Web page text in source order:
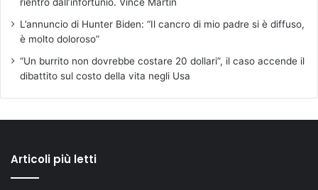
L’annuncio di Hunter Biden: “Il cancro di mio padre si è diffuso,
è molto doloroso”
“Un burrito non dovrebbe costare 20 dollari”, il caso accende il
dibattito sul costo della vita negli Usa
Articoli più letti